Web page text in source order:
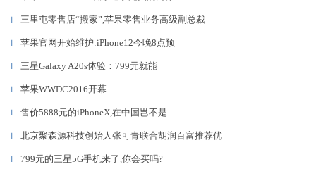
▎ 三里屯零售店“搬家”,苹果零售业务高级副总裁
▎ 苹果官网开始维护:iPhone12今晚8点预
▎ 三星Galaxy A20s体验：799元就能
▎ 苹果WWDC2016开幕
▎ 售价5888元的iPhoneX,在中国岂不是
▎ 北京聚森源科技创始人张可青联合胡润百富推荐优
▎ 799元的三星5G手机来了,你会买吗?